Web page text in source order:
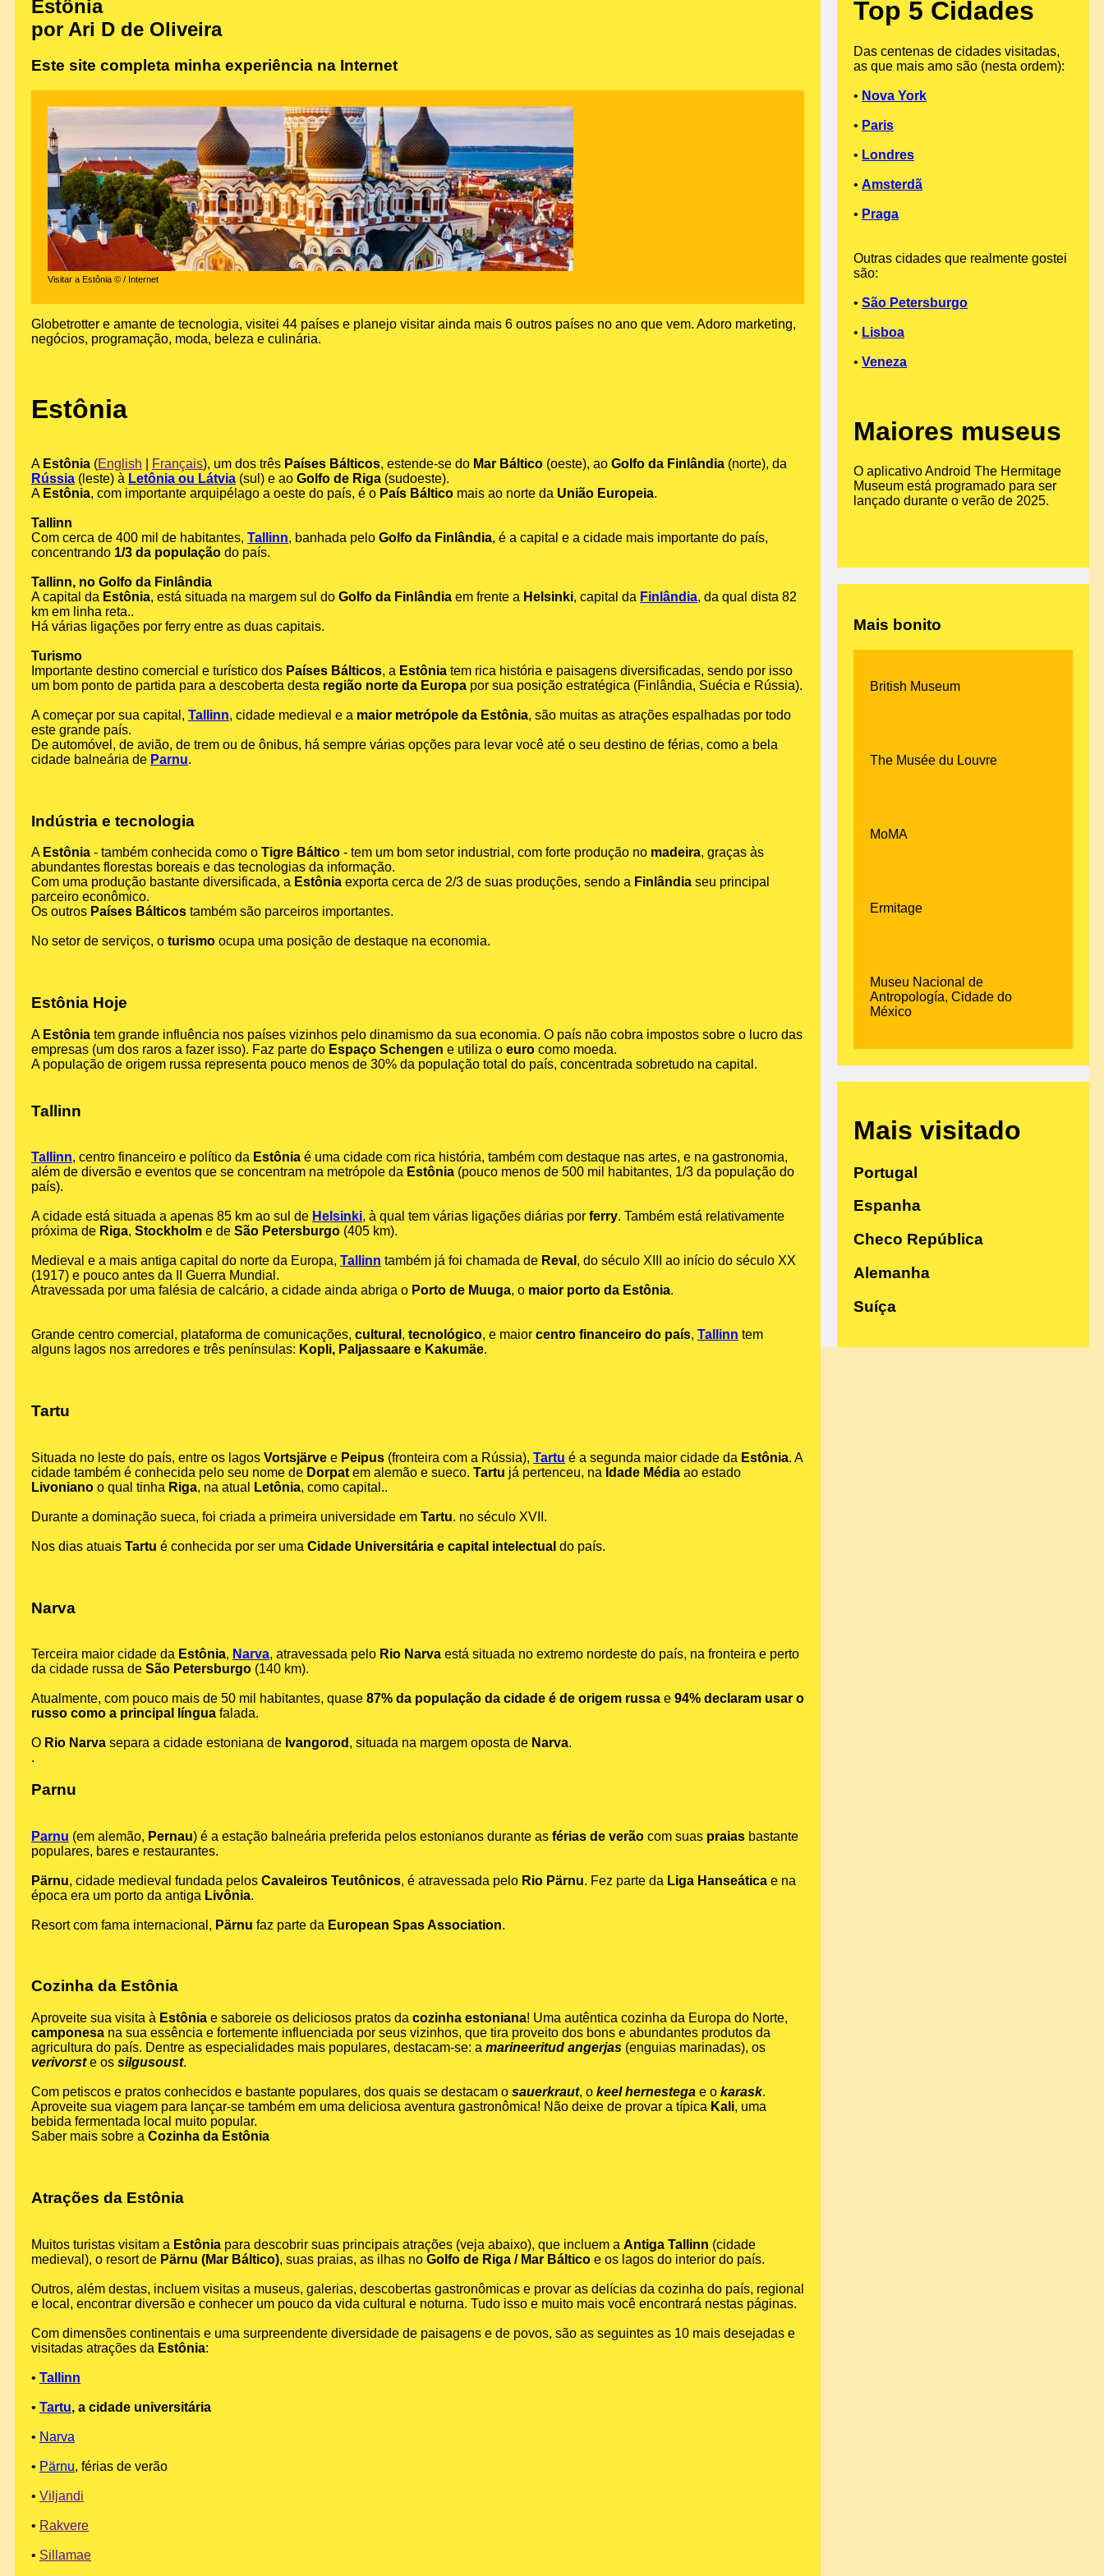
Estônia
por Ari D de Oliveira
Este site completa minha experiência na Internet
Visitar a Estônia © / Internet
Globetrotter e amante de tecnologia, visitei 44 países e planejo visitar ainda mais 6 outros países no ano que vem. Adoro marketing,
negócios, programação, moda, beleza e culinária.
Estônia
A Estônia (English Français), um dos três Países Bálticos, estende-se do Mar Báltico (oeste), ao Golfo da Finlândia (norte), da
Rússia (leste) à Letônia ou Látvia (sul) e ao Golfo de Riga (sudoeste).
A Estônia, com importante arquipélago a oeste do país, é o País Báltico mais ao norte da União Europeia.
Tallinn
Com cerca de 400 mil de habitantes, Tallinn, banhada pelo Golfo da Finlândia, é a capital e a cidade mais importante do país,
concentrando 1/3 da população do país.
Tallinn, no Golfo da Finlândia
A capital da Estônia, está situada na margem sul do Golfo da Finlândia em frente a Helsinki, capital da Finlândia, da qual dista 82
km em linha reta..
Há várias ligações por ferry entre as duas capitais.
Turismo
Importante destino comercial e turístico dos Países Bálticos, a Estônia tem rica história e paisagens diversificadas, sendo por isso
um bom ponto de partida para a descoberta desta região norte da Europa por sua posição estratégica (Finlândia, Suécia e Rússia).
A começar por sua capital, Tallinn, cidade medieval e a maior metrópole da Estônia, são muitas as atrações espalhadas por todo
este grande país.
De automóvel, de avião, de trem ou de ônibus, há sempre várias opções para levar você até o seu destino de férias, como a bela
cidade balneária de Parnu.
Indústria e tecnologia
A Estônia - também conhecida como o Tigre Báltico - tem um bom setor industrial, com forte produção no madeira, graças às
abundantes florestas boreais e das tecnologias da informação.
Com uma produção bastante diversificada, a Estônia exporta cerca de 2/3 de suas produções, sendo a Finlândia seu principal
parceiro econômico.
Os outros Países Bálticos também são parceiros importantes.
No setor de serviços, o turismo ocupa uma posição de destaque na economia.
Estônia Hoje
A Estônia tem grande influência nos países vizinhos pelo dinamismo da sua economia. O país não cobra impostos sobre o lucro das
empresas (um dos raros a fazer isso). Faz parte do Espaço Schengen e utiliza o euro como moeda.
A população de origem russa representa pouco menos de 30% da população total do país, concentrada sobretudo na capital.
Tallinn
Tallinn, centro financeiro e político da Estônia é uma cidade com rica história, também com destaque nas artes, e na gastronomia,
além de diversão e eventos que se concentram na metrópole da Estônia (pouco menos de 500 mil habitantes, 1/3 da população do
país).
A cidade está situada a apenas 85 km ao sul de Helsinki, à qual tem várias ligações diárias por ferry. Também está relativamente
próxima de Riga, Stockholm e de São Petersburgo (405 km).
Medieval e a mais antiga capital do norte da Europa, Tallinn também já foi chamada de Reval , do século XIII ao início do século XX
(1917) e pouco antes da II Guerra Mundial.
Atravessada por uma falésia de calcário, a cidade ainda abriga o Porto de Muuga, o maior porto da Estônia.
Grande centro comercial, plataforma de comunicações, cultural , tecnológico, e maior centro financeiro do país, Tallinn tem
alguns lagos nos arredores e três penínsulas: Kopli, Paljassaare e Kakumäe.
Tartu
Situada no leste do país, entre os lagos Vortsjärve e Peipus (fronteira com a Rússia), Tartu é a segunda maior cidade da Estônia. A
cidade também é conhecida pelo seu nome de Dorpat em alemão e sueco. Tartu já pertenceu, na Idade Média ao estado
Livoniano o qual tinha Riga, na atual Letônia, como capital..
Durante a dominação sueca, foi criada a primeira universidade em Tartu. no século XVII.
Nos dias atuais Tartu é conhecida por ser uma Cidade Universitária e capital intelectual do país.
Narva
Terceira maior cidade da Estônia, Narva, atravessada pelo Rio Narva está situada no extremo nordeste do país, na fronteira e perto
da cidade russa de São Petersburgo (140 km).
Atualmente, com pouco mais de 50 mil habitantes, quase 87% da população da cidade é de origem russa e 94% declaram usar o
russo como a principal língua falada.
O Rio Narva separa a cidade estoniana de Ivangorod , situada na margem oposta de Narva.
.
Parnu
Parnu (em alemão, Pernau) é a estação balneária preferida pelos estonianos durante as férias de verão com suas praias bastante
populares, bares e restaurantes.
Pärnu, cidade medieval fundada pelos Cavaleiros Teutônicos, é atravessada pelo Rio Pärnu. Fez parte da Liga Hanseática e na
época era um porto da antiga Livônia.
Resort com fama internacional, Pärnu faz parte da European Spas Association.
Cozinha da Estônia
Aproveite sua visita à Estônia e saboreie os deliciosos pratos da cozinha estoniana! Uma autêntica cozinha da Europa do Norte,
camponesa na sua essência e fortemente influenciada por seus vizinhos, que tira proveito dos bons e abundantes produtos da
agricultura do país. Dentre as especialidades mais populares, destacam-se: a marineeritud angerjas (enguias marinadas), os
verivorste os silgusoust.
Com petiscos e pratos conhecidos e bastante populares, dos quais se destacam o sauerkraut, o keel hernestega e o karask.
Aproveite sua viagem para lançar-se também em uma deliciosa aventura gastronômica! Não deixe de provar a típica Kali, uma
bebida fermentada local muito popular.
Saber mais sobre a Cozinha da Estônia
Atrações da Estônia
Muitos turistas visitam a Estônia para descobrir suas principais atrações (veja abaixo), que incluem a Antiga Tallinn (cidade
medieval), o resort de Pärnu (Mar Báltico), suas praias, as ilhas no Golfo de Riga / Mar Báltico e os lagos do interior do país.
Outros, além destas, incluem visitas a museus, galerias, descobertas gastronômicas e provar as delícias da cozinha do país, regional
e local, encontrar diversão e conhecer um pouco da vida cultural e noturna. Tudo isso e muito mais você encontrará nestas páginas.
Com dimensões continentais e uma surpreendente diversidade de paisagens e de povos, são as seguintes as 10 mais desejadas e
visitadas atrações da Estônia:
• Tallinn
• Tartu, a cidade universitária
• Narva
• Pärnu, férias de verão
• Viljandi
• Rakvere
• Sillamae
Top 5 Cidades
Das centenas de cidades visitadas,
as que mais amo são (nesta ordem):
• Nova York
• Paris
• Londres
• Amsterdã
• Praga
Outras cidades que realmente gostei
são:
• São Petersburgo
• Lisboa
• Veneza
Maiores museus
O aplicativo Android The Hermitage
Museum está programado para ser
lançado durante o verão de 2025.
Mais bonito
British Museum
The Musée du Louvre
MoMA
Ermitage
Museu Nacional de
Antropología, Cidade do
México
Mais visitado
Portugal
Espanha
Checo República
Alemanha
Suíça